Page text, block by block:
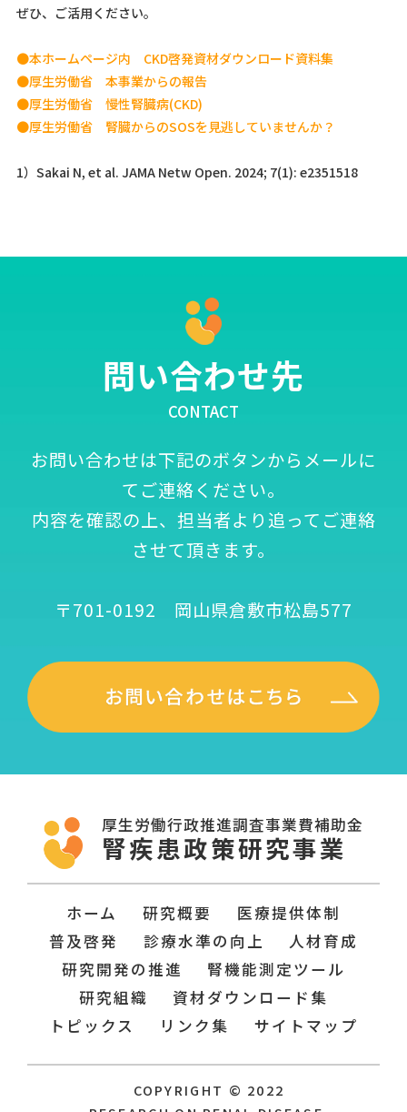
ぜひ、ご活用ください。
●本ホームページ内 CKD啓発資材ダウンロード資料集
●厚生労働省 本事業からの報告
●厚生労働省 慢性腎臓病(CKD)
●厚生労働省 腎臓からのSOSを見逃していませんか？
1）Sakai N, et al. JAMA Netw Open. 2024; 7(1): e2351518
問い合わせ先
CONTACT
お問い合わせは下記のボタンからメールに
てご連絡ください。
内容を確認の上、担当者より追ってご連絡
させて頂きます。
〒701-0192 岡山県倉敷市松島577
厚生労働行政推進調査事業費補助金
腎疾患政策研究事業
ホーム 研究概要
医療提供体制
普及啓発
診療水準の向上
人材育成
研究開発の推進
腎機能測定ツール
研究組織
資材ダウンロード集
トピックス
リンク集 サイトマップ
COPYRIGHT © 2022